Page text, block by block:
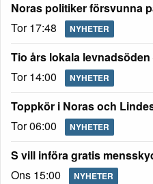
Noras politiker försvunna
Tor 17:48
NYHETER
Tio års lokala
Tor 14:00
NYHETER
Toppkör i Noras och
Tor 06:00
NYHETER
S vill införa gratis
Ons 15:00
NYHETER